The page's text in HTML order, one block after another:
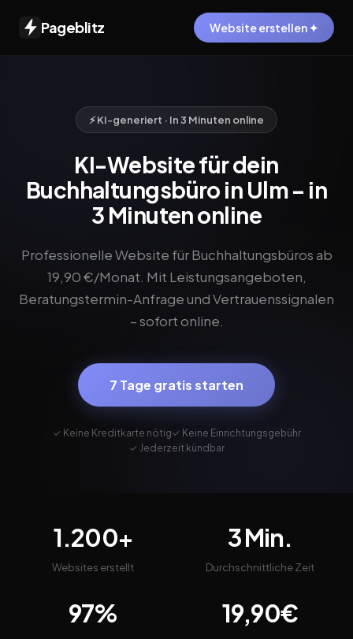
Pageblitz Website erstellen ✦
⚡ KI-generiert · In 3 Minuten online
KI-Website für dein
Buchhaltungsbüro in Ulm – in
3 Minuten online
Professionelle Website für Buchhaltungsbüros ab
19,90 €/Monat. Mit Leistungsangeboten,
Beratungstermin-Anfrage und Vertrauenssignalen
– sofort online.
7 Tage gratis starten
✓ Keine Kreditkarte nötig✓ Keine Einrichtungsgebühr
✓ Jederzeit kündbar
1.200+
Websites erstellt
3 Min.
Durchschnittliche Zeit
97% 19,90€